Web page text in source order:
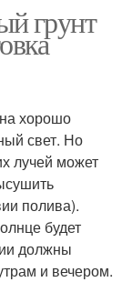
грунт
хорошо
свет. Но
лучей может
полива).
будет
должны
и вечером.